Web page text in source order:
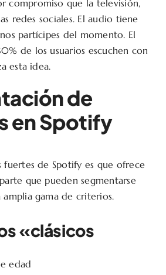
compromiso que la televisión,
redes sociales. El audio tiene
partícipes del momento. El
de los usuarios escuchen con
esta idea.
de
en Spotify
fuertes de Spotify es que ofrece
que pueden segmentarse
gama de criterios.
«clásicos
edad